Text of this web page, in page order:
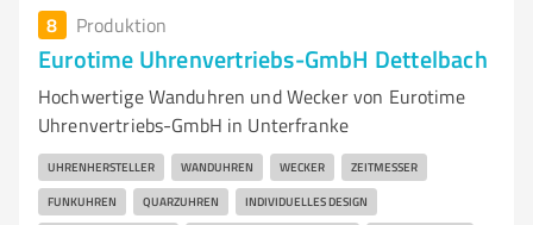
8 Produktion
Eurotime Uhrenvertriebs-GmbH Dettelbach
Hochwertige Wanduhren und Wecker von Eurotime
Uhrenvertriebs-GmbH in Unterfranke
UHRENHERSTELLER WANDUHREN WECKER ZEITMESSER
FUNKUHREN QUARZUHREN INDIVIDUELLES DESIGN